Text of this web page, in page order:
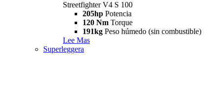
Streetfighter V4 S 100
205hp Potencia
120 Nm Torque
191kg Peso húmedo (sin combustible)
Lee Mas
Superleggera